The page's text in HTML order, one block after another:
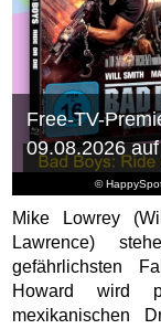
©
Free-TV-
09.08.2026
Mike Lowrey
Lawrence)
gefährlichsten
Howard wird
mexikanischen